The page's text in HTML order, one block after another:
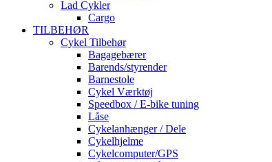
Lad Cykler
Cargo
TILBEHØR
Cykel Tilbehør
Bagagebærer
Barends/styrender
Barnestole
Cykel Værktøj
Speedbox / E-bike tuning
Låse
Cykelanhænger / Dele
Cykelhjelme
Cykelcomputer/GPS